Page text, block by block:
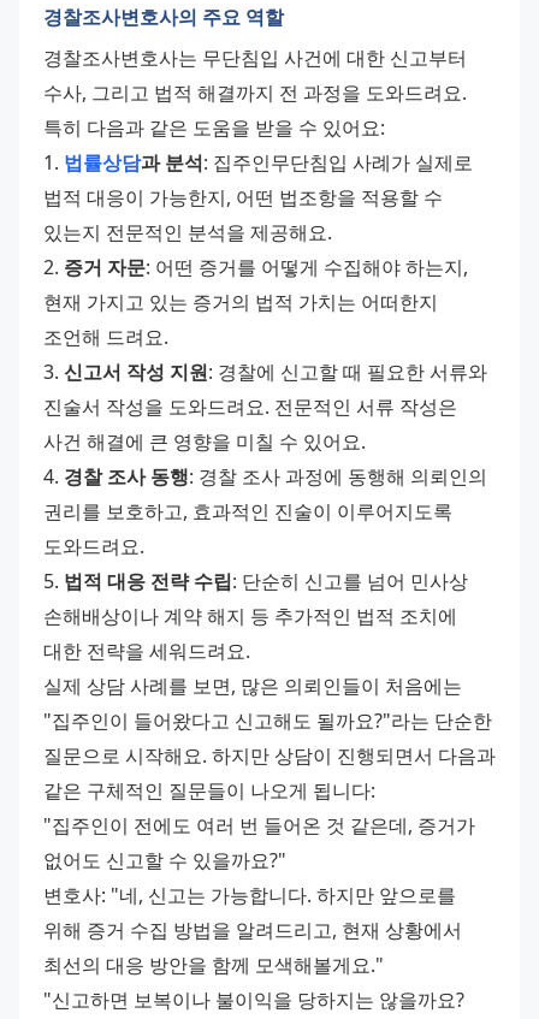
경찰조사변호사의 주요 역할
경찰조사변호사는 무단침입 사건에 대한 신고부터
수사, 그리고 법적 해결까지 전 과정을 도와드려요.
특히 다음과 같은 도움을 받을 수 있어요:
1. 법률상담과 분석: 집주인무단침입 사례가 실제로
법적 대응이 가능한지, 어떤 법조항을 적용할 수
있는지 전문적인 분석을 제공해요.
2. 증거 자문: 어떤 증거를 어떻게 수집해야 하는지,
현재 가지고 있는 증거의 법적 가치는 어떠한지
조언해 드려요.
3. 신고서 작성 지원: 경찰에 신고할 때 필요한 서류와
진술서 작성을 도와드려요. 전문적인 서류 작성은
사건 해결에 큰 영향을 미칠 수 있어요.
4. 경찰 조사 동행: 경찰 조사 과정에 동행해 의뢰인의
권리를 보호하고, 효과적인 진술이 이루어지도록
도와드려요.
5. 법적 대응 전략 수립: 단순히 신고를 넘어 민사상
손해배상이나 계약 해지 등 추가적인 법적 조치에
대한 전략을 세워드려요.
실제 상담 사례를 보면, 많은 의뢰인들이 처음에는
"집주인이 들어왔다고 신고해도 될까요?"라는 단순한
질문으로 시작해요. 하지만 상담이 진행되면서 다음과
같은 구체적인 질문들이 나오게 됩니다:
"집주인이 전에도 여러 번 들어온 것 같은데, 증거가
없어도 신고할 수 있을까요?"
변호사: "네, 신고는 가능합니다. 하지만 앞으로를
위해 증거 수집 방법을 알려드리고, 현재 상황에서
최선의 대응 방안을 함께 모색해볼게요."
"신고하면 보복이나 불이익을 당하지는 않을까요?